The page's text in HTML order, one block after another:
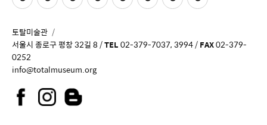
토탈미술관
서울시 종로구 평창 32길 8 /TEL02-379-7037, 3994 /FAX02-379-
0252
info@totalmuseum.org